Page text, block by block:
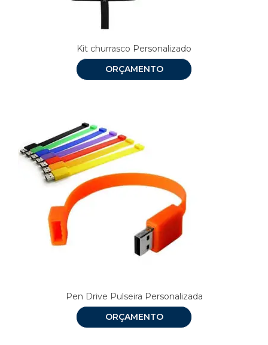
Kit churrasco Personalizado
ORÇAMENTO
Pen Drive Pulseira Personalizada
ORÇAMENTO